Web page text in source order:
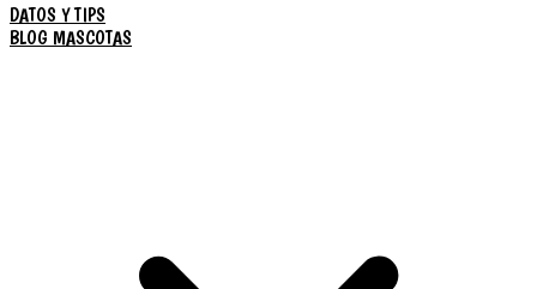
DATOS Y TIPS
BLOG MASCOTAS